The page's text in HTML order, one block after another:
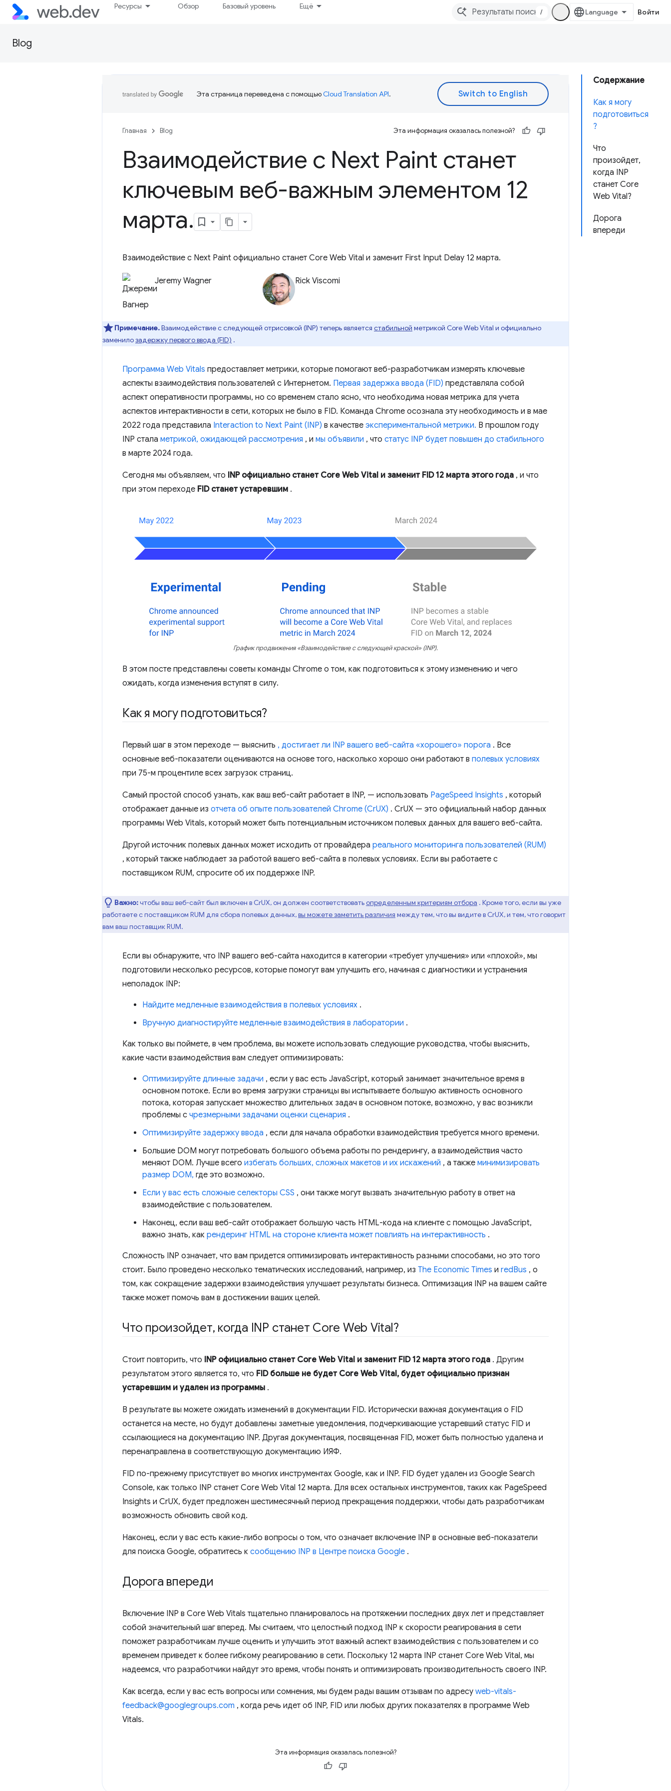
Ресурсы Обзор Базовый уровень Ещё
/ Войти
Blog
Содержание
Как я могу
подготовиться
?
Что
произойдет,
когда INP
станет Core
Web Vital?
Дорога
впереди
Эта страница переведена с помощьюCloud Translation API.
Главная Blog Эта информация оказалась полезной?
Взаимодействие с Next Paint станет
ключевым веб-важным элементом 12
марта.
Взаимодействие с Next Paint официально станет Core Web Vital и заменит First Input Delay 12 марта.
Jeremy Wagner Rick Viscomi
Примечание.Взаимодействие с следующей отрисовкой (INP) теперь является стабильной метрикой Core Web Vital и официально
заменилозадержку первого ввода (FID) .
Программа Web Vitals предоставляет метрики, которые помогают веб-разработчикам измерять ключевые
аспекты взаимодействия пользователей с Интернетом. Первая задержка ввода (FID) представляла собой
аспект оперативности программы, но со временем стало ясно, что необходима новая метрика для учета
аспектов интерактивности в сети, которых не было в FID. Команда Chrome осознала эту необходимость и в мае
2022 года представила Interaction to Next Paint (INP) в качестве экспериментальной метрики. В прошлом году
INP стала метрикой, ожидающей рассмотрения , и мы объявили , что статус INP будет повышен до стабильного
в марте 2024 года.
Сегодня мы объявляем, что INP официально станет Core Web Vital и заменит FID 12 марта этого года , и что
при этом переходе FID станет устаревшим .
График продвижения «Взаимодействие с следующей краской» (INP).
В этом посте представлены советы команды Chrome о том, как подготовиться к этому изменению и чего
ожидать, когда изменения вступят в силу.
Как я могу подготовиться?
Первый шаг в этом переходе — выяснить , достигает ли INP вашего веб-сайта «хорошего» порога . Все
основные веб-показатели оцениваются на основе того, насколько хорошо они работают в полевых условиях
при 75-м процентиле всех загрузок страниц.
Самый простой способ узнать, как ваш веб-сайт работает в INP, — использовать PageSpeed ​​Insights , который
отображает данные из отчета об опыте пользователей Chrome (CrUX) . CrUX — это официальный набор данных
программы Web Vitals, который может быть потенциальным источником полевых данных для вашего веб-сайта.
Другой источник полевых данных может исходить от провайдера реального мониторинга пользователей (RUM)
, который также наблюдает за работой вашего веб-сайта в полевых условиях. Если вы работаете с
поставщиком RUM, спросите об их поддержке INP.
Важно:чтобы ваш веб-сайт был включен в CrUX, он должен соответствоватьопределенным критериям отбора . Кроме того, если вы уже
работаете с поставщиком RUM для сбора полевых данных,вы можете заметить различия между тем, что вы видите в CrUX, и тем, что говорит
вам ваш поставщик RUM.
Если вы обнаружите, что INP вашего веб-сайта находится в категории «требует улучшения» или «плохой», мы
подготовили несколько ресурсов, которые помогут вам улучшить его, начиная с диагностики и устранения
неполадок INP:
Найдите медленные взаимодействия в полевых условиях .
Вручную диагностируйте медленные взаимодействия в лаборатории .
Как только вы поймете, в чем проблема, вы можете использовать следующие руководства, чтобы выяснить,
какие части взаимодействия вам следует оптимизировать:
Оптимизируйте длинные задачи , если у вас есть JavaScript, который занимает значительное время в
основном потоке. Если во время загрузки страницы вы испытываете большую активность основного
потока, которая запускает множество длительных задач в основном потоке, возможно, у вас возникли
проблемы с чрезмерными задачами оценки сценария .
Оптимизируйте задержку ввода , если для начала обработки взаимодействия требуется много времени.
Большие DOM могут потребовать большого объема работы по рендерингу, а взаимодействия часто
меняют DOM. Лучше всего избегать больших, сложных макетов и их искажений , а также минимизировать
размер DOM, где это возможно.
Если у вас есть сложные селекторы CSS , они также могут вызвать значительную работу в ответ на
взаимодействие с пользователем.
Наконец, если ваш веб-сайт отображает большую часть HTML-кода на клиенте с помощью JavaScript,
важно знать, как рендеринг HTML на стороне клиента может повлиять на интерактивность .
Сложность INP означает, что вам придется оптимизировать интерактивность разными способами, но это того
стоит. Было проведено несколько тематических исследований, например, из The Economic Times и redBus , о
том, как сокращение задержки взаимодействия улучшает результаты бизнеса. Оптимизация INP на вашем сайте
также может помочь вам в достижении ваших целей.
Что произойдет, когда INP станет Core Web Vital?
Стоит повторить, что INP официально станет Core Web Vital и заменит FID 12 марта этого года . Другим
результатом этого является то, что FID больше не будет Core Web Vital, будет официально признан
устаревшим и удален из программы .
В результате вы можете ожидать изменений в документации FID. Исторически важная документация о FID
останется на месте, но будут добавлены заметные уведомления, подчеркивающие устаревший статус FID и
ссылающиеся на документацию INP. Другая документация, посвященная FID, может быть полностью удалена и
перенаправлена ​​в соответствующую документацию ИЯФ.
FID по-прежнему присутствует во многих инструментах Google, как и INP. FID будет удален из Google Search
Console, как только INP станет Core Web Vital 12 марта. Для всех остальных инструментов, таких как PageSpeed ​​
Insights и CrUX, будет предложен шестимесячный период прекращения поддержки, чтобы дать разработчикам
возможность обновить свой код.
Наконец, если у вас есть какие-либо вопросы о том, что означает включение INP в основные веб-показатели
для поиска Google, обратитесь к сообщению INP в Центре поиска Google .
Дорога впереди
Включение INP в Core Web Vitals тщательно планировалось на протяжении последних двух лет и представляет
собой значительный шаг вперед. Мы считаем, что целостный подход INP к скорости реагирования в сети
поможет разработчикам лучше оценить и улучшить этот важный аспект взаимодействия с пользователем и со
временем приведет к более гибкому реагированию в сети. Поскольку 12 марта INP станет Core Web Vital, мы
надеемся, что разработчики найдут это время, чтобы понять и оптимизировать производительность своего INP.
Как всегда, если у вас есть вопросы или сомнения, мы будем рады вашим отзывам по адресу web-vitals-
feedback@googlegroups.com , когда речь идет об INP, FID или любых других показателях в программе Web
Vitals.
Эта информация оказалась полезной?